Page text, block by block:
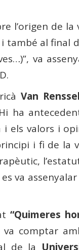
l’origen de la
també al final
va
Van
ha
i els valors i
i fi de la
va assenyalar
“Quimeres
comptar
de la